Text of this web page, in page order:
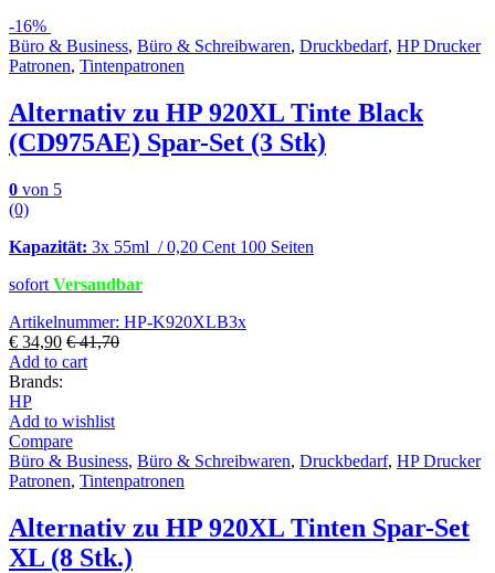
-16%
Büro & Business, Büro & Schreibwaren, Druckbedarf, HP Drucker
Patronen, Tintenpatronen
Alternativ zu HP 920XL Tinte Black
(CD975AE) Spar-Set (3 Stk)
0 von 5
(0)
Kapazität: 3x 55ml / 0,20 Cent 100 Seiten
sofort Versandbar
Artikelnummer: HP-K920XLB3x
€ 34,90 €41,70
Add to cart
Brands:
HP
Add to wishlist
Compare
Büro & Business, Büro & Schreibwaren, Druckbedarf, HP Drucker
Patronen, Tintenpatronen
Alternativ zu HP 920XL Tinten Spar-Set
XL (8 Stk.)